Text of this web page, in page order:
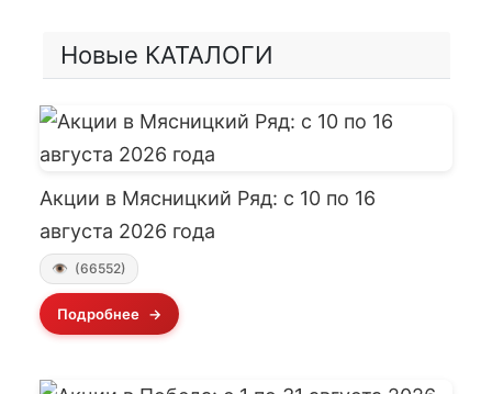
Новые КАТАЛОГИ
Акции в Мясницкий Ряд: с 10 по 16
августа 2026 года
(66552)
Подробнее